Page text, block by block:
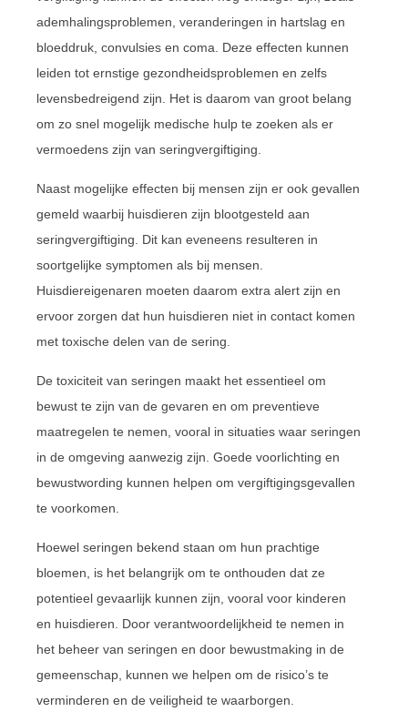
ademhalingsproblemen, veranderingen in hartslag en
bloeddruk, convulsies en coma. Deze effecten kunnen
leiden tot ernstige gezondheidsproblemen en zelfs
levensbedreigend zijn. Het is daarom van groot belang
om zo snel mogelijk medische hulp te zoeken als er
vermoedens zijn van seringvergiftiging.
Naast mogelijke effecten bij mensen zijn er ook gevallen
gemeld waarbij huisdieren zijn blootgesteld aan
seringvergiftiging. Dit kan eveneens resulteren in
soortgelijke symptomen als bij mensen.
Huisdiereigenaren moeten daarom extra alert zijn en
ervoor zorgen dat hun huisdieren niet in contact komen
met toxische delen van de sering.
De toxiciteit van seringen maakt het essentieel om
bewust te zijn van de gevaren en om preventieve
maatregelen te nemen, vooral in situaties waar seringen
in de omgeving aanwezig zijn. Goede voorlichting en
bewustwording kunnen helpen om vergiftigingsgevallen
te voorkomen.
Hoewel seringen bekend staan om hun prachtige
bloemen, is het belangrijk om te onthouden dat ze
potentieel gevaarlijk kunnen zijn, vooral voor kinderen
en huisdieren. Door verantwoordelijkheid te nemen in
het beheer van seringen en door bewustmaking in de
gemeenschap, kunnen we helpen om de risico’s te
verminderen en de veiligheid te waarborgen.